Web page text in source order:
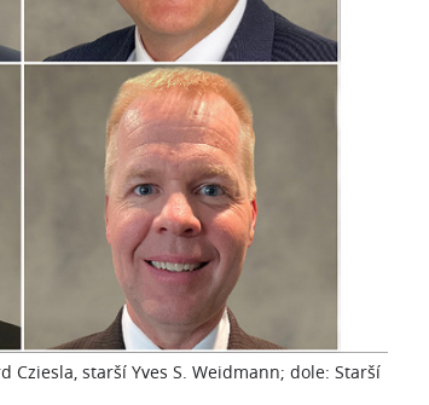
starší Yves S. Weidmann; dole: Starší